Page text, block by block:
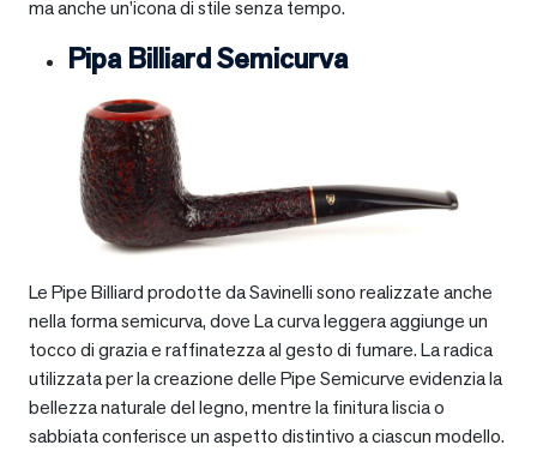
ma anche un’icona di stile senza tempo.
Pipa Billiard Semicurva
Le Pipe Billiard prodotte da Savinelli sono realizzate anche
nella forma semicurva, dove La curva leggera aggiunge un
tocco di grazia e raffinatezza al gesto di fumare. La radica
utilizzata per la creazione delle Pipe Semicurve evidenzia la
bellezza naturale del legno, mentre la finitura liscia o
sabbiata conferisce un aspetto distintivo a ciascun modello.